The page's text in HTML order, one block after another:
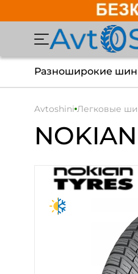
Разноширокие
Avtoshini Легковые
NOKIAN